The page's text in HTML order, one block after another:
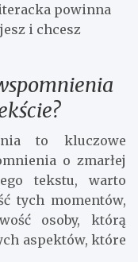
powinna
i chcesz
to kluczowe
o zmarłej
tekstu, warto
tych momentów,
osoby, którą
aspektów, które